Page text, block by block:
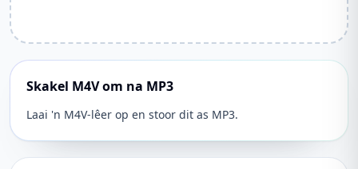
Skakel M4V om na MP3
Laai 'n M4V-lêer op en stoor dit as MP3.